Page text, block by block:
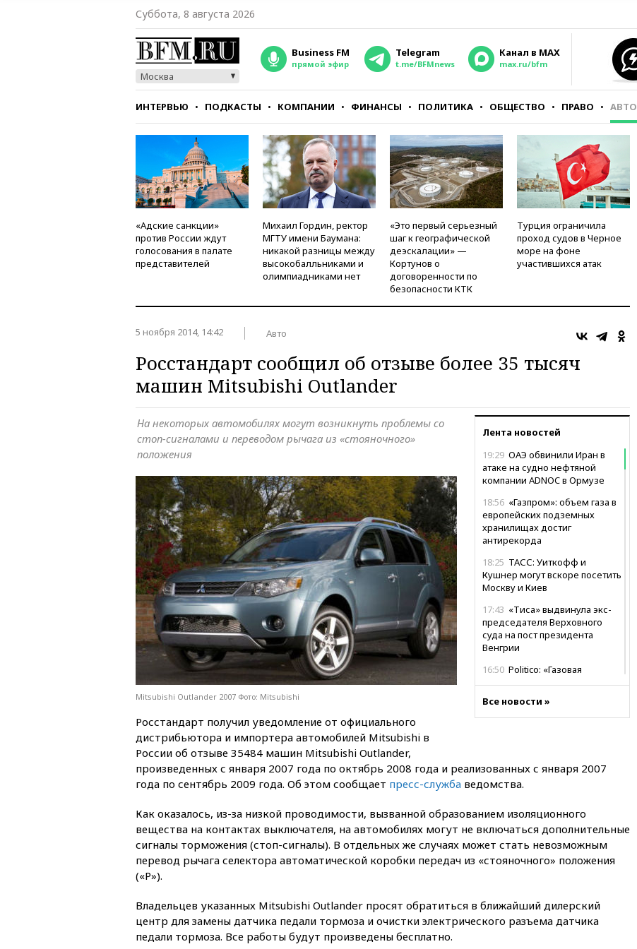
Суббота, 8 августа 2026
Москва
Business FM
прямой эфир
Telegram
t.me/BFMnews
Канал в MAX
max.ru/bfm
ИНТЕРВЬЮ ПОДКАСТЫ КОМПАНИИ ФИНАНСЫ ПОЛИТИКА ОБЩЕСТВО ПРАВО АВТО
СТИЛЬ ТЕСТЫ
«Адские санкции»
против России ждут
голосования в палате
представителей
Михаил Гордин, ректор
МГТУ имени Баумана:
никакой разницы между
высокобалльниками и
олимпиадниками нет
«Это первый серьезный
шаг к географической
деэскалации» —
Кортунов о
договоренности по
безопасности КТК
Турция ограничила
проход судов в Черное
море на фоне
участившихся атак
5 ноября 2014, 14:42 Авто
Росстандарт сообщил об отзыве более 35 тысяч
машин Mitsubishi Outlander
Лента новостей
19:29 ОАЭ обвинили Иран в
атаке на судно нефтяной
компании ADNOC в Ормузе
18:56 «Газпром»: объем газа в
европейских подземных
хранилищах достиг
антирекорда
18:25 ТАСС: Уиткофф и
Кушнер могут вскоре посетить
Москву и Киев
17:43 «Тиса» выдвинула экс-
председателя Верховного
суда на пост президента
Венгрии
16:50 Politico: «Газовая
16:16Беспилотник взорвался
При атаке БПЛА в
Белгородской области погиб
мирный житель
14:54 В Аргентине умер отец
14:43Турция ограничила
судоходство в Черном море
Пляжи Геленджика
закрыты из-за опасности БПЛА
Все новости »
На некоторых автомобилях могут возникнуть проблемы со
стоп-сигналами и переводом рычага из «стояночного»
положения
Mitsubishi Outlander 2007 Фото: Mitsubishi
Росстандарт получил уведомление от официального
дистрибьютора и импортера автомобилей Mitsubishi в
России об отзыве 35484 машин Mitsubishi Outlander,
произведенных с января 2007 года по октябрь 2008 года и реализованных с января 2007
года по сентябрь 2009 года. Об этом сообщает пресс-служба ведомства.
Как оказалось, из-за низкой проводимости, вызванной образованием изоляционного
вещества на контактах выключателя, на автомобилях могут не включаться дополнительные
сигналы торможения (стоп-сигналы). В отдельных же случаях может стать невозможным
перевод рычага селектора автоматической коробки передач из «стояночного» положения
(«Р»).
Владельцев указанных Mitsubishi Outlander просят обратиться в ближайший дилерский
центр для замены датчика педали тормоза и очистки электрического разъема датчика
педали тормоза. Все работы будут произведены бесплатно.